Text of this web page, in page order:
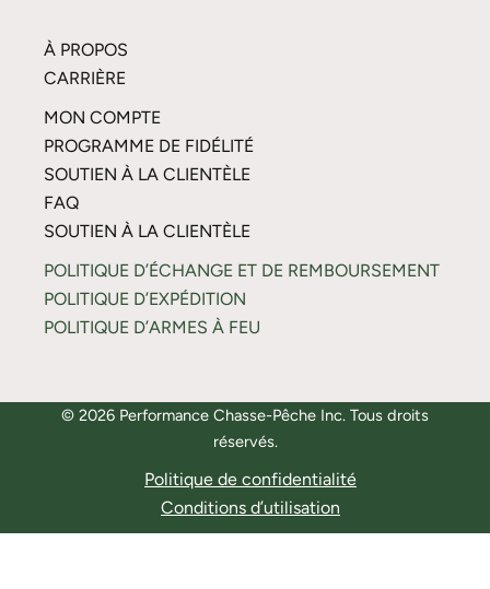
À PROPOS
CARRIÈRE
MON COMPTE
PROGRAMME DE FIDÉLITÉ
SOUTIEN À LA CLIENTÈLE
FAQ
SOUTIEN À LA CLIENTÈLE
POLITIQUE D’ÉCHANGE ET DE REMBOURSEMENT
POLITIQUE D’EXPÉDITION
POLITIQUE D’ARMES À FEU
© 2026 Performance Chasse-Pêche Inc. Tous droits
réservés.
Politique de confidentialité
Conditions d’utilisation